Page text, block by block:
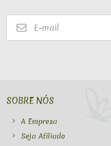
E-
SOBRE NÓS
A Empresa
Seja Afiliado